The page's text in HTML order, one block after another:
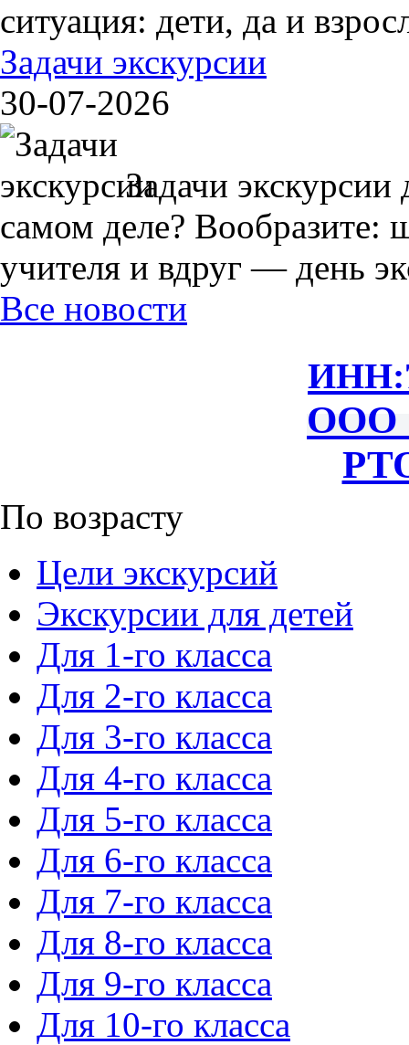
ситуация: дети, да и
Задачи экскурсии
30-07-2026
Задачи
самом деле? Вообразите:
учителя и вдруг — день
Все новости
ИНН:
ООО
По возрасту
Цели экскурсий
Экскурсии для детей
Для 1-го класса
Для 2-го класса
Для 3-го класса
Для 4-го класса
Для 5-го класса
Для 6-го класса
Для 7-го класса
Для 8-го класса
Для 9-го класса
Для 10-го класса